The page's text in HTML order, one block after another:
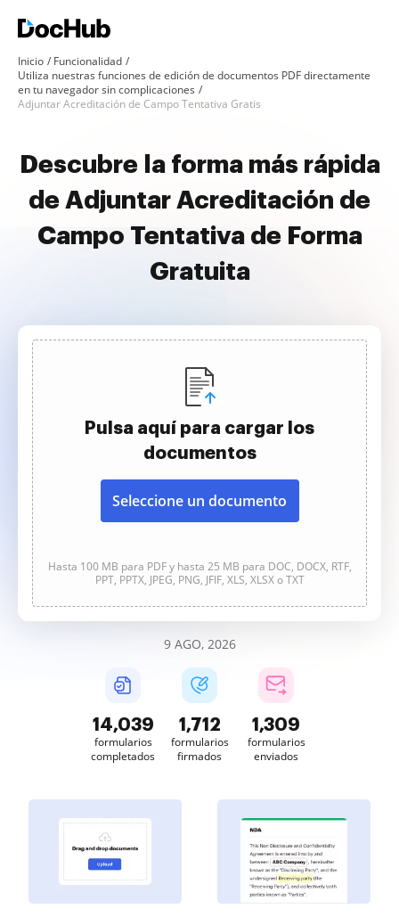
Inicio
Funcionalidad
Utiliza nuestras funciones de edición de documentos PDF directamente
en tu navegador sin complicaciones
Adjuntar Acreditación de Campo Tentativa Gratis
Descubre la forma más rápida
de Adjuntar Acreditación de
Campo Tentativa de Forma
Gratuita
Pulsa aquí para cargar los
documentos
Seleccione un documento
Hasta 100 MB para PDF y hasta 25 MB para DOC, DOCX, RTF,
PPT, PPTX, JPEG, PNG, JFIF, XLS, XLSX o TXT
9 AGO, 2026
14,039
formularios
completados
1,712
formularios
firmados
1,309
formularios
enviados